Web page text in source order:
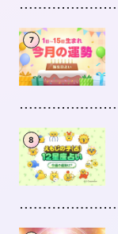
7
8